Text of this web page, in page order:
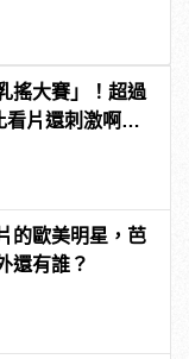
搖大賽」！超過
片還刺激啊！ |
的歐美明星，芭
還有誰？